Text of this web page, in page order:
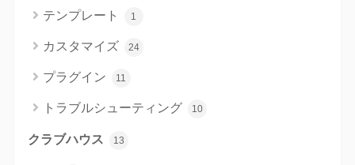
テンプレート 1
カスタマイズ 24
プラグイン 11
トラブルシューティング 10
クラブハウス 13